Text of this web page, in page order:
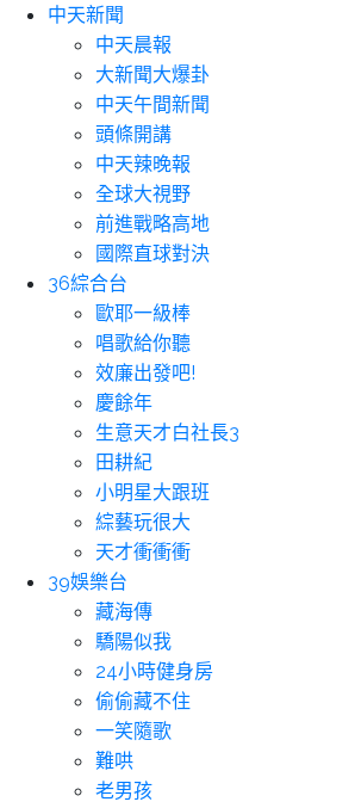
中天新聞
中天晨報
大新聞大爆卦
中天午間新聞
頭條開講
中天辣晚報
全球大視野
前進戰略高地
國際直球對決
36綜合台
歐耶一級棒
唱歌給你聽
效廉出發吧!
慶餘年
生意天才白社長3
田耕紀
小明星大跟班
綜藝玩很大
天才衝衝衝
39娛樂台
藏海傳
驕陽似我
24小時健身房
偷偷藏不住
一笑隨歌
難哄
老男孩